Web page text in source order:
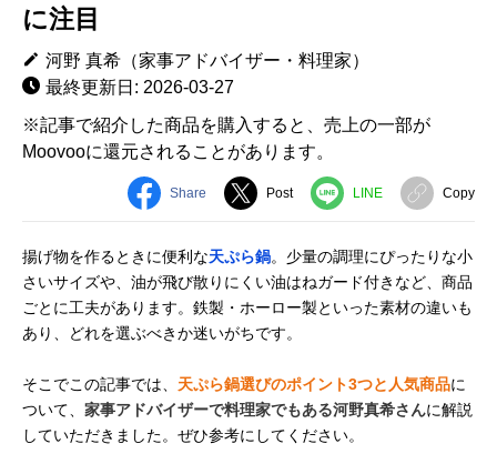
に注目
河野 真希（家事アドバイザー・料理家）
最終更新日: 2026-03-27
※記事で紹介した商品を購入すると、売上の一部が
Moovooに還元されることがあります。
Share Post LINE Copy
揚げ物を作るときに便利な天ぷら鍋。少量の調理にぴったりな小
さいサイズや、油が飛び散りにくい油はねガード付きなど、商品
ごとに工夫があります。鉄製・ホーロー製といった素材の違いも
あり、どれを選ぶべきか迷いがちです。
そこでこの記事では、 天ぷら鍋選びのポイント3つと人気商品に
ついて、 家事アドバイザーで料理家でもある河野真希さんに解説
していただきました。ぜひ参考にしてください。